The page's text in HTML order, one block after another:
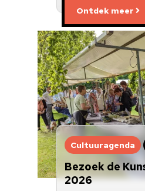
Ontdek meer
Cultuuragenda
Bezoek de
2026